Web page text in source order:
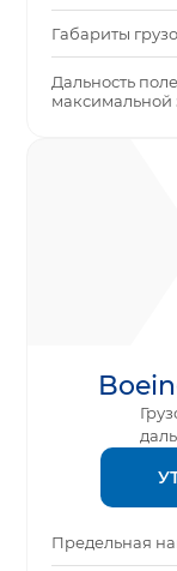
Габариты
Дальность
максимальной
Предельная